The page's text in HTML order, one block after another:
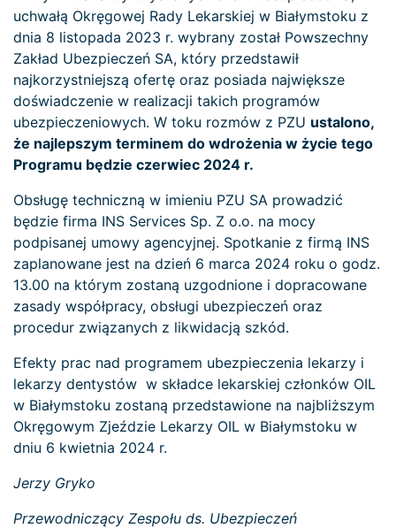
uchwałą Okręgowej Rady Lekarskiej w Białymstoku z
dnia 8 listopada 2023 r. wybrany został Powszechny
Zakład Ubezpieczeń SA, który przedstawił
najkorzystniejszą ofertę oraz posiada największe
doświadczenie w realizacji takich programów
ubezpieczeniowych. W toku rozmów z PZU ustalono,
że najlepszym terminem do wdrożenia w życie tego
Programu będzie czerwiec 2024 r.
Obsługę techniczną w imieniu PZU SA prowadzić
będzie firma INS Services Sp. Z o.o. na mocy
podpisanej umowy agencyjnej. Spotkanie z firmą INS
zaplanowane jest na dzień 6 marca 2024 roku o godz.
13.00 na którym zostaną uzgodnione i dopracowane
zasady współpracy, obsługi ubezpieczeń oraz
procedur związanych z likwidacją szkód.
Efekty prac nad programem ubezpieczenia lekarzy i
lekarzy dentystów w składce lekarskiej członków OIL
w Białymstoku zostaną przedstawione na najbliższym
Okręgowym Zjeździe Lekarzy OIL w Białymstoku w
dniu 6 kwietnia 2024 r.
Jerzy Gryko
Przewodniczący Zespołu ds. Ubezpieczeń